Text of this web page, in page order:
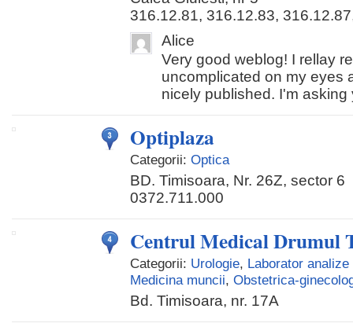
316.12.81, 316.12.83,
Alice
Very good weblog! I rellay
uncomplicated on my eyes
nicely published. I'm asking
Optiplaza
Categorii: Optica
BD. Timisoara, Nr. 26Z, sector 6
0372.711.000
Centrul Medical Drumul
Categorii: Urologie, Laborator
Medicina muncii, Obstetrica-
Bd. Timisoara, nr. 17A